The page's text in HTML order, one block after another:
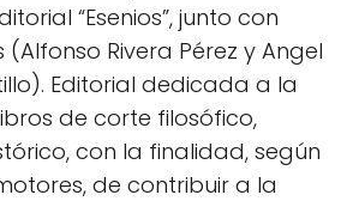
“Esenios”, junto con
Rivera Pérez y Angel
Editorial dedicada a la
de corte filosófico,
con la finalidad, según
de contribuir a la